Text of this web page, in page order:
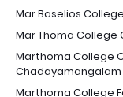
Mar Baselios
Mar Thoma College
Marthoma College
Chadayamangalam
Marthoma College